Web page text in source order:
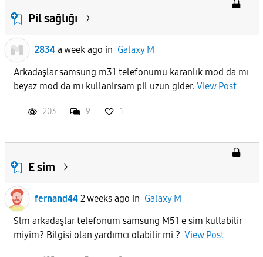
Pil sağlığı
2834 a week ago in Galaxy M
Arkadaşlar samsung m31 telefonumu karanlık mod da mı
beyaz mod da mı kullanirsam pil uzun gider. View Post
203 9 1
E sim
fernand44 2 weeks ago in Galaxy M
Slm arkadaşlar telefonum samsung M51 e sim kullabilir
miyim? Bilgisi olan yardımcı olabilir mi ? View Post